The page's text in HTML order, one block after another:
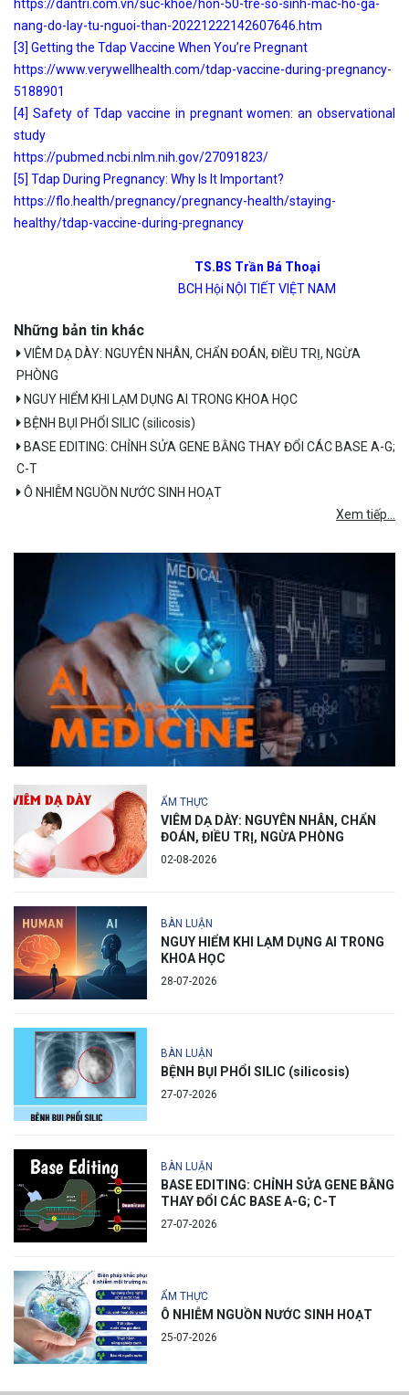
https://dantri.com.vn/suc-khoe/hon-50-tre-so-sinh-mac-ho-ga-
nang-do-lay-tu-nguoi-than-20221222142607646.htm
[3] Getting the Tdap Vaccine When You’re Pregnant
https://www.verywellhealth.com/tdap-vaccine-during-pregnancy-
5188901
[4] Safety of Tdap vaccine in pregnant women: an observational
study
https://pubmed.ncbi.nlm.nih.gov/27091823/
[5] Tdap During Pregnancy: Why Is It Important?
https://flo.health/pregnancy/pregnancy-health/staying-
healthy/tdap-vaccine-during-pregnancy
TS.BS Trần Bá Thoại
BCH Hội NỘI TIẾT VIỆT NAM
Những bản tin khác
VIÊM DẠ DÀY: NGUYÊN NHÂN, CHẨN ĐOÁN, ĐIỀU TRỊ, NGỪA
PHÒNG
NGUY HIỂM KHI LẠM DỤNG AI TRONG KHOA HỌC
BỆNH BỤI PHỔI SILIC (silicosis)
BASE EDITING: CHỈNH SỬA GENE BẰNG THAY ĐỔI CÁC BASE A-G;
C-T
Ô NHIỄM NGUỒN NƯỚC SINH HOẠT
Xem tiếp...
ẨM THỰC
VIÊM DẠ DÀY: NGUYÊN NHÂN, CHẨN
ĐOÁN, ĐIỀU TRỊ, NGỪA PHÒNG
02-08-2026
BÀN LUẬN
NGUY HIỂM KHI LẠM DỤNG AI TRONG
KHOA HỌC
28-07-2026
BÀN LUẬN
BỆNH BỤI PHỔI SILIC (silicosis)
27-07-2026
BÀN LUẬN
BASE EDITING: CHỈNH SỬA GENE BẰNG
THAY ĐỔI CÁC BASE A-G; C-T
27-07-2026
ẨM THỰC
Ô NHIỄM NGUỒN NƯỚC SINH HOẠT
25-07-2026